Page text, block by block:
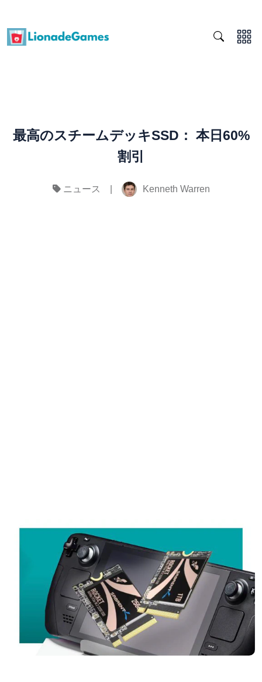
最高のスチームデッキSSD： 本日60%
割引
ニュース Kenneth Warren